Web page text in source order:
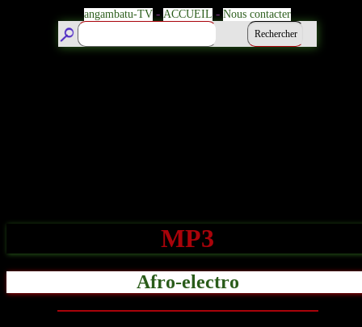
angambatu-TV - ACCUEIL - Nous contacter
MP3
Afro-electro